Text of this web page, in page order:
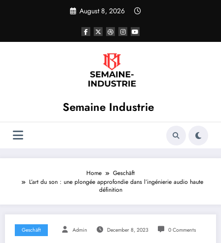
August 8, 2026
Semaine Industrie
Home
Geschäft
L’art du son : une plongée approfondie dans l’ingénierie audio haute
définition
Geschäft Admin December 8, 2023 0 Comments